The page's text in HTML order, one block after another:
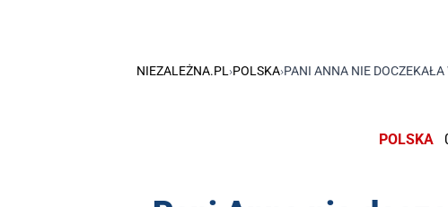
NIEZALEŻNA.PL ›POLSKA›PANI ANNA NIE DOCZEKAŁA
POLSKA